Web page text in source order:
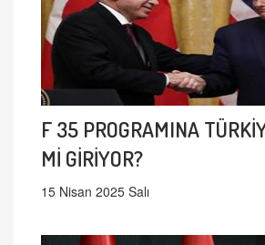
F 35 PROGRAMINA
Mİ GİRİYOR?
15 Nisan 2025 Salı